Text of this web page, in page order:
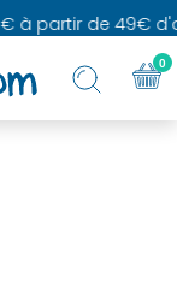
à partir de 49€
0